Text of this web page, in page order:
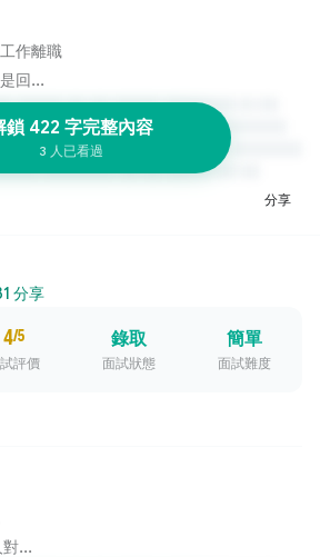
作離職
回...
鎖 422 字完整內容
3 人已看過
分享
分享
4/5
評價
錄取
面試狀態
簡單
面試難度
...